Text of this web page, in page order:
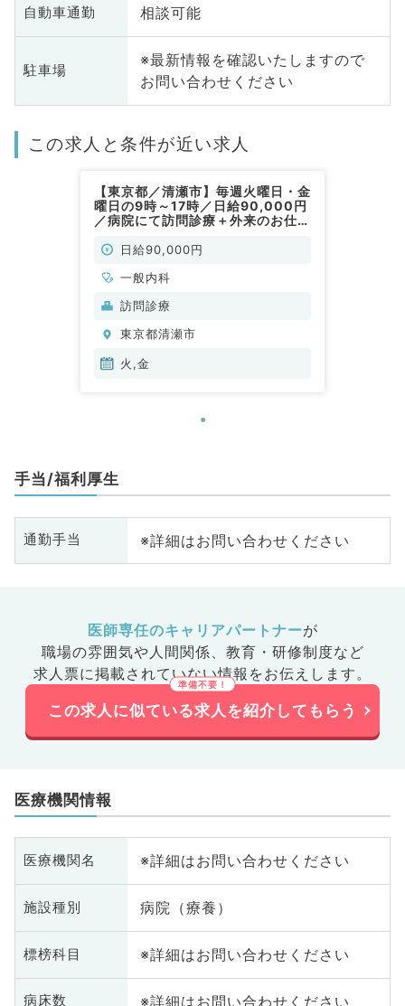
自動車通勤 相談可能
駐車場
※最新情報を確認いたしますので
お問い合わせください
この求人と条件が近い求人
【東京都／清瀬市】毎週火曜日・金
曜日の9時～17時／日給90,000円
／病院にて訪問診療＋外来のお仕事
日給90,000円
一般内科
訪問診療
東京都清瀬市
火,金
手当/福利厚生
通勤手当 ※詳細はお問い合わせください
医師専任のキャリアパートナーが
職場の雰囲気や人間関係、 教育・研修制度など
求人票に掲載されていない情報をお伝えします。
この求人に似ている求人を紹介してもらう
医療機関情報
医療機関名 ※詳細はお問い合わせください
施設種別 病院（療養）
標榜科目 ※詳細はお問い合わせください
病床数 ※詳細はお問い合わせください